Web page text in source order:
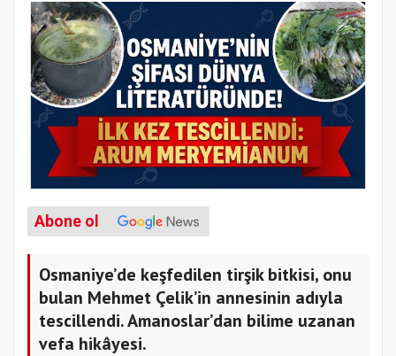
Abone ol
Osmaniye’de keşfedilen tirşik bitkisi, onu
bulan Mehmet Çelik’in annesinin adıyla
tescillendi. Amanoslar’dan bilime uzanan
vefa hikâyesi.